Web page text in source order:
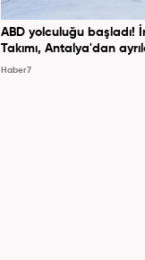
ABD yolculuğu başladı!
Takımı, Antalya'dan
Haber7